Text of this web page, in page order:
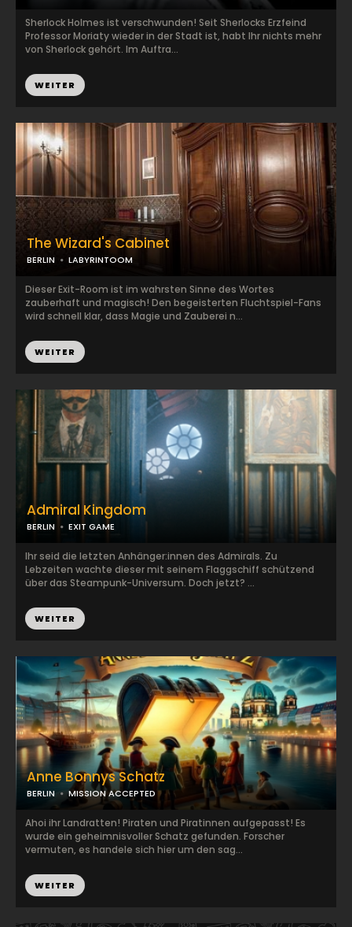
Sherlock Holmes ist verschwunden! Seit Sherlocks Erzfeind
Professor Moriaty wieder in der Stadt ist, habt Ihr nichts mehr
von Sherlock gehört. Im Auftra...
WEITER
The Wizard's Cabinet
BERLIN LABYRINTOOM
Dieser Exit-Room ist im wahrsten Sinne des Wortes
zauberhaft und magisch! Den begeisterten Fluchtspiel-Fans
wird schnell klar, dass Magie und Zauberei n...
WEITER
Admiral Kingdom
BERLIN EXIT GAME
Ihr seid die letzten Anhänger:innen des Admirals. Zu
Lebzeiten wachte dieser mit seinem Flaggschiff schützend
über das Steampunk-Universum. Doch jetzt? ...
WEITER
Anne Bonnys Schatz
BERLIN MISSION ACCEPTED
Ahoi ihr Landratten! Piraten und Piratinnen aufgepasst! Es
wurde ein geheimnisvoller Schatz gefunden. Forscher
vermuten, es handele sich hier um den sag...
WEITER